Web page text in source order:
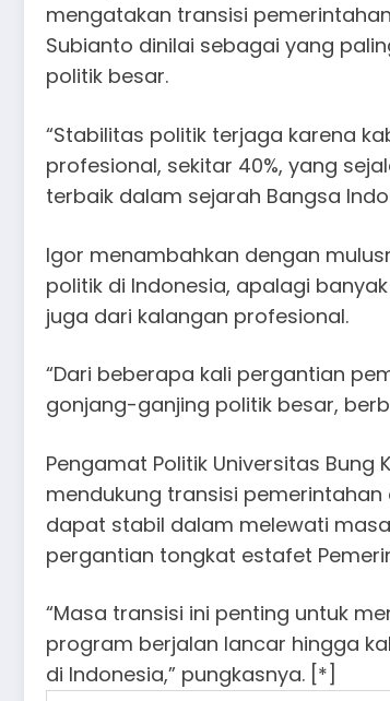
mengatakan transisi
Subianto dinilai sebagai yang
politik besar.
“Stabilitas politik terjaga karena
profesional, sekitar 40%, yang
terbaik dalam sejarah Bangsa
Igor menambahkan dengan
politik di Indonesia, apalagi
juga dari kalangan profesional.
“Dari beberapa kali pergantian
gonjang-ganjing politik besar,
Pengamat Politik Universitas
mendukung transisi
dapat stabil dalam melewati
pergantian tongkat estafet
“Masa transisi ini penting untuk
program berjalan lancar hingga
di Indonesia,” pungkasnya. [*]